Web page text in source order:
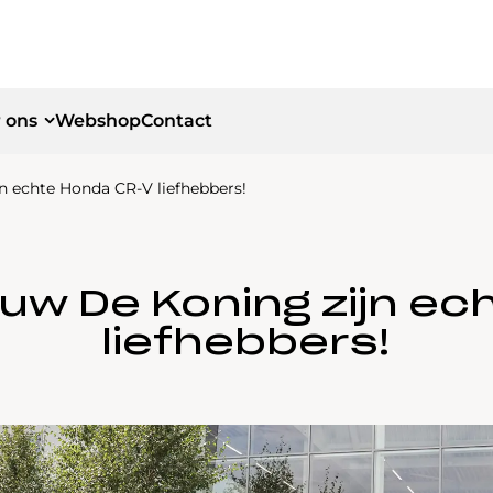
ons WebshopContact
Honda CR-V liefhebbers!
De Koning zijn
liefhebbers!